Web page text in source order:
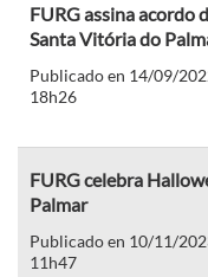
FURG assina acordo
Santa Vitória do
Publicado en 14/09/
18h26
FURG celebra
Palmar
Publicado en 10/11/
11h47